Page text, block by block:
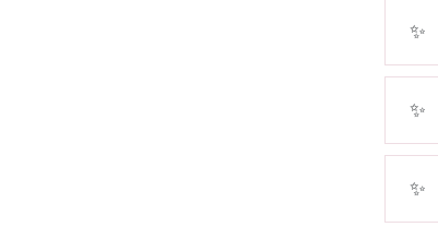
✨
✨
✨